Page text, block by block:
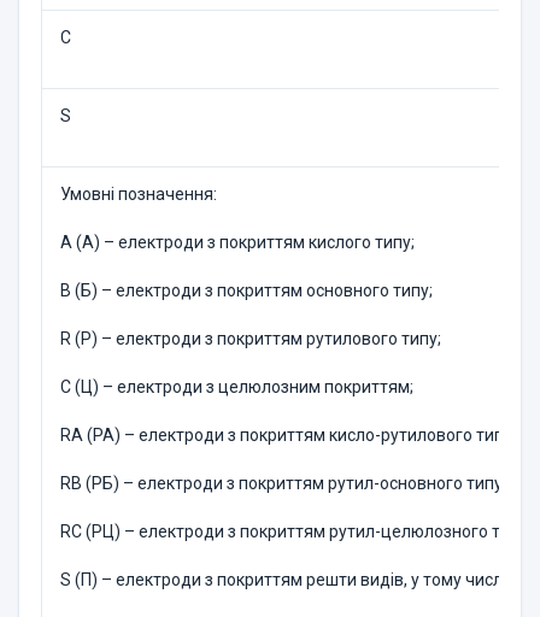
C
S
Умовнi позначення:
А (А) – електроди з покриттям кислого типу;
В (Б) – електроди з покриттям основного типу;
R (Р) – електроди з покриттям рутилового типу;
С (Ц) – електроди з целюлозним покриттям;
RА (РА) – електроди з покриттям кисло-рутилового типу;
RВ (РБ) – електроди з покриттям рутил-основного типу;
RС (РЦ) – електроди з покриттям рутил-целюлозного типу;
S (П) – електроди з покриттям решти видiв, у тому числi